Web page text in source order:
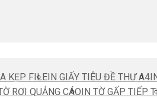
KẸP FILEIN GIẤY TIÊU ĐỀ THƯ A4
RƠI QUẢNG CÁOIN TỜ GẤP TIẾP